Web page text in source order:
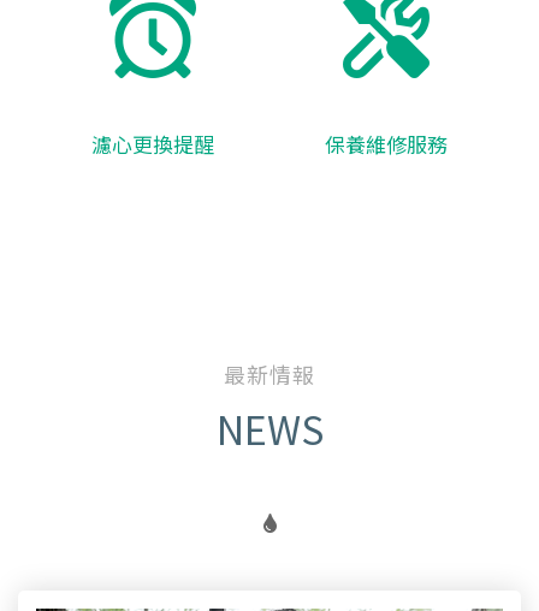
濾心更換提醒 保養維修服務
最新情報